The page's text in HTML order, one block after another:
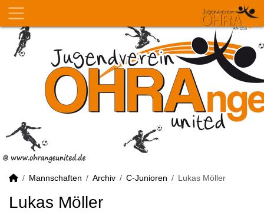
Mannschaften Archiv C-Junioren Lukas Möller
Lukas Möller